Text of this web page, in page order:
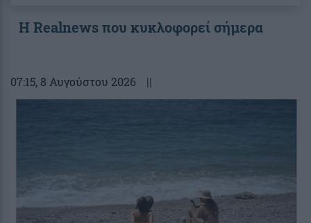
Η Realnews που κυκλοφορεί σήμερα
07:15, 8 Αυγούστου 2026 ||